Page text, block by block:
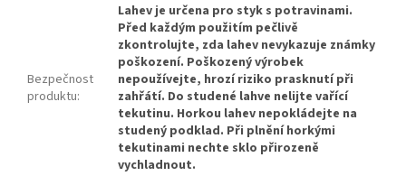
Bezpečnost
produktu:
Lahev je určena pro styk s potravinami.
Před každým použitím pečlivě
zkontrolujte, zda lahev nevykazuje známky
poškození. Poškozený výrobek
nepoužívejte, hrozí riziko prasknutí při
zahřátí. Do studené lahve nelijte vařící
tekutinu. Horkou lahev nepokládejte na
studený podklad. Při plnění horkými
tekutinami nechte sklo přirozeně
vychladnout.